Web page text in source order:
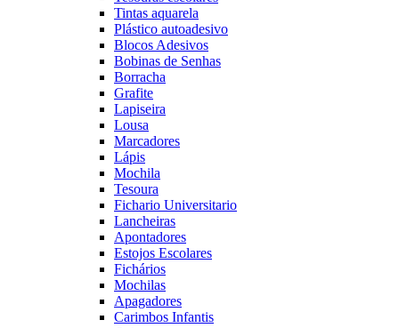
Tintas aquarela
Plástico autoadesivo
Blocos Adesivos
Bobinas de Senhas
Borracha
Grafite
Lapiseira
Lousa
Marcadores
Lápis
Mochila
Tesoura
Fichario Universitario
Lancheiras
Apontadores
Estojos Escolares
Fichários
Mochilas
Apagadores
Carimbos Infantis